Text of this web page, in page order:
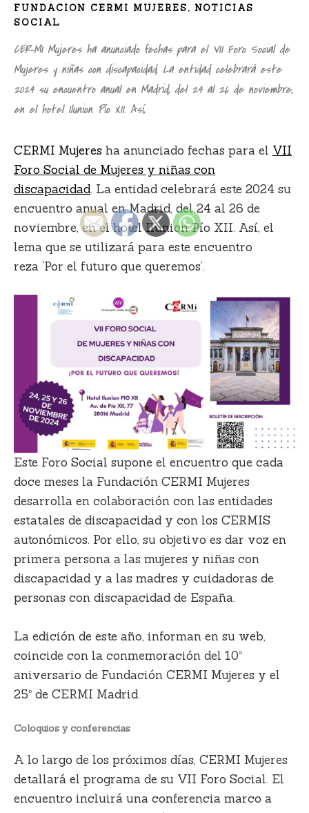
FUNDACION CERMI MUJERES, NOTICIAS
SOCIAL
CERMI Mujeres ha anunciado fechas para el VII Foro Social de
Mujeres y niñas con discapacidad. La entidad celebrará este
2024 su encuentro anual en Madrid, del 24 al 26 de noviembre,
en el hotel Ilunion Pío XII. Así,
CERMI Mujeres ha anunciado fechas para el VII
Foro Social de Mujeres y niñas con
discapacidad. La entidad celebrará este 2024 su
encuentro anual en Madrid, del 24 al 26 de
noviembre, en el hotel Ilunion Pío XII. Así, el
lema que se utilizará para este encuentro
reza ‘Por el futuro que queremos’.
Este Foro Social supone el encuentro que cada
doce meses la Fundación CERMI Mujeres
desarrolla en colaboración con las entidades
estatales de discapacidad y con los CERMIS
autonómicos. Por ello, su objetivo es dar voz en
primera persona a las mujeres y niñas con
discapacidad y a las madres y cuidadoras de
personas con discapacidad de España.
La edición de este año, informan en su web,
coincide con la conmemoración del 10º
aniversario de Fundación CERMI Mujeres y el
25º de CERMI Madrid.
Coloquios y conferencias
A lo largo de los próximos días, CERMI Mujeres
detallará el programa de su VII Foro Social. El
encuentro incluirá una conferencia marco a